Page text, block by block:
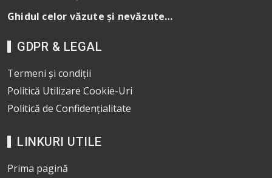
Ghidul celor văzute și nevăzute…
GDPR & LEGAL
Termeni și condiții
Politică Utilizare Cookie-Uri
Politică de Confidențialitate
LINKURI UTILE
Prima pagină